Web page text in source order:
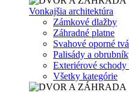
Vonkajšia architektúra
Zámkové dlažby
Záhradné platne
Svahové oporné
Palisády a
Exteriérové
Všetky kategórie